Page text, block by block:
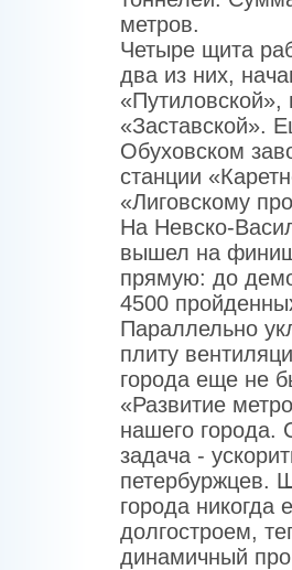
метров.
Четыре щита
два из них,
«Заставской».
Обуховском
станции
«Лиговскому
На Невско-
вышел на
прямую: до
4500
Параллельно
плиту
города еще не
«Развитие
нашего города.
задача -
петербуржцев.
города
долгостроем,
динамичный